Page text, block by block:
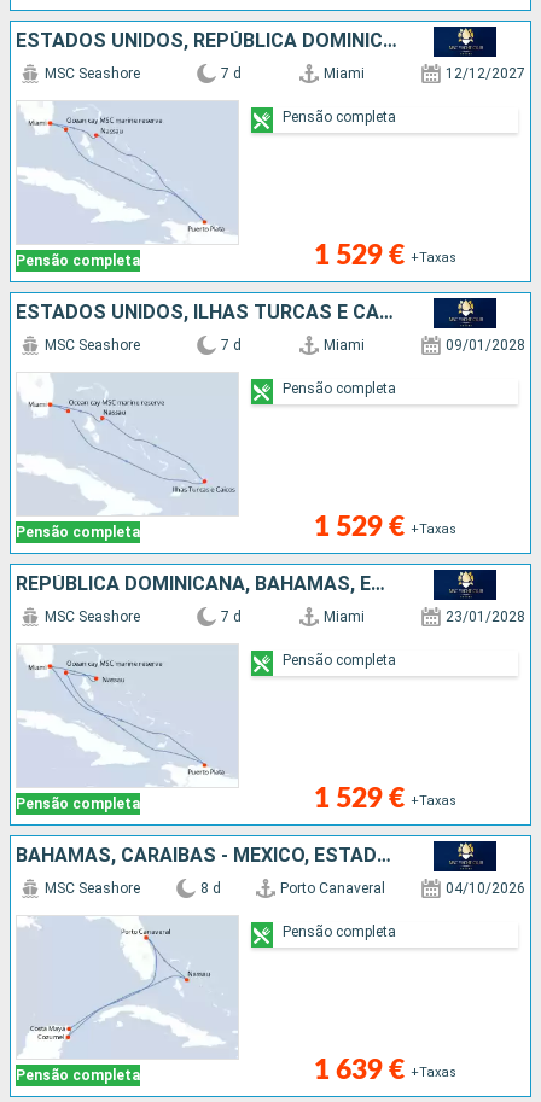
ESTADOS UNIDOS, REPÚBLICA DOMINICANA, BAHAMAS
Pensão completa
MSC Seashore 7 d Miami 12/12/2027
1 529 € +Taxas
Pensão completa
ESTADOS UNIDOS, ILHAS TURCAS E CAICOS, BAHAMAS
Pensão completa
MSC Seashore 7 d Miami 09/01/2028
1 529 € +Taxas
Pensão completa
REPÚBLICA DOMINICANA, BAHAMAS, ESTADOS UNIDOS
Pensão completa
MSC Seashore 7 d Miami 23/01/2028
1 529 € +Taxas
Pensão completa
BAHAMAS, CARAIBAS - MEXICO, ESTADOS UNIDOS
Pensão completa
MSC Seashore 8 d Porto Canaveral 04/10/2026
1 639 € +Taxas
Pensão completa